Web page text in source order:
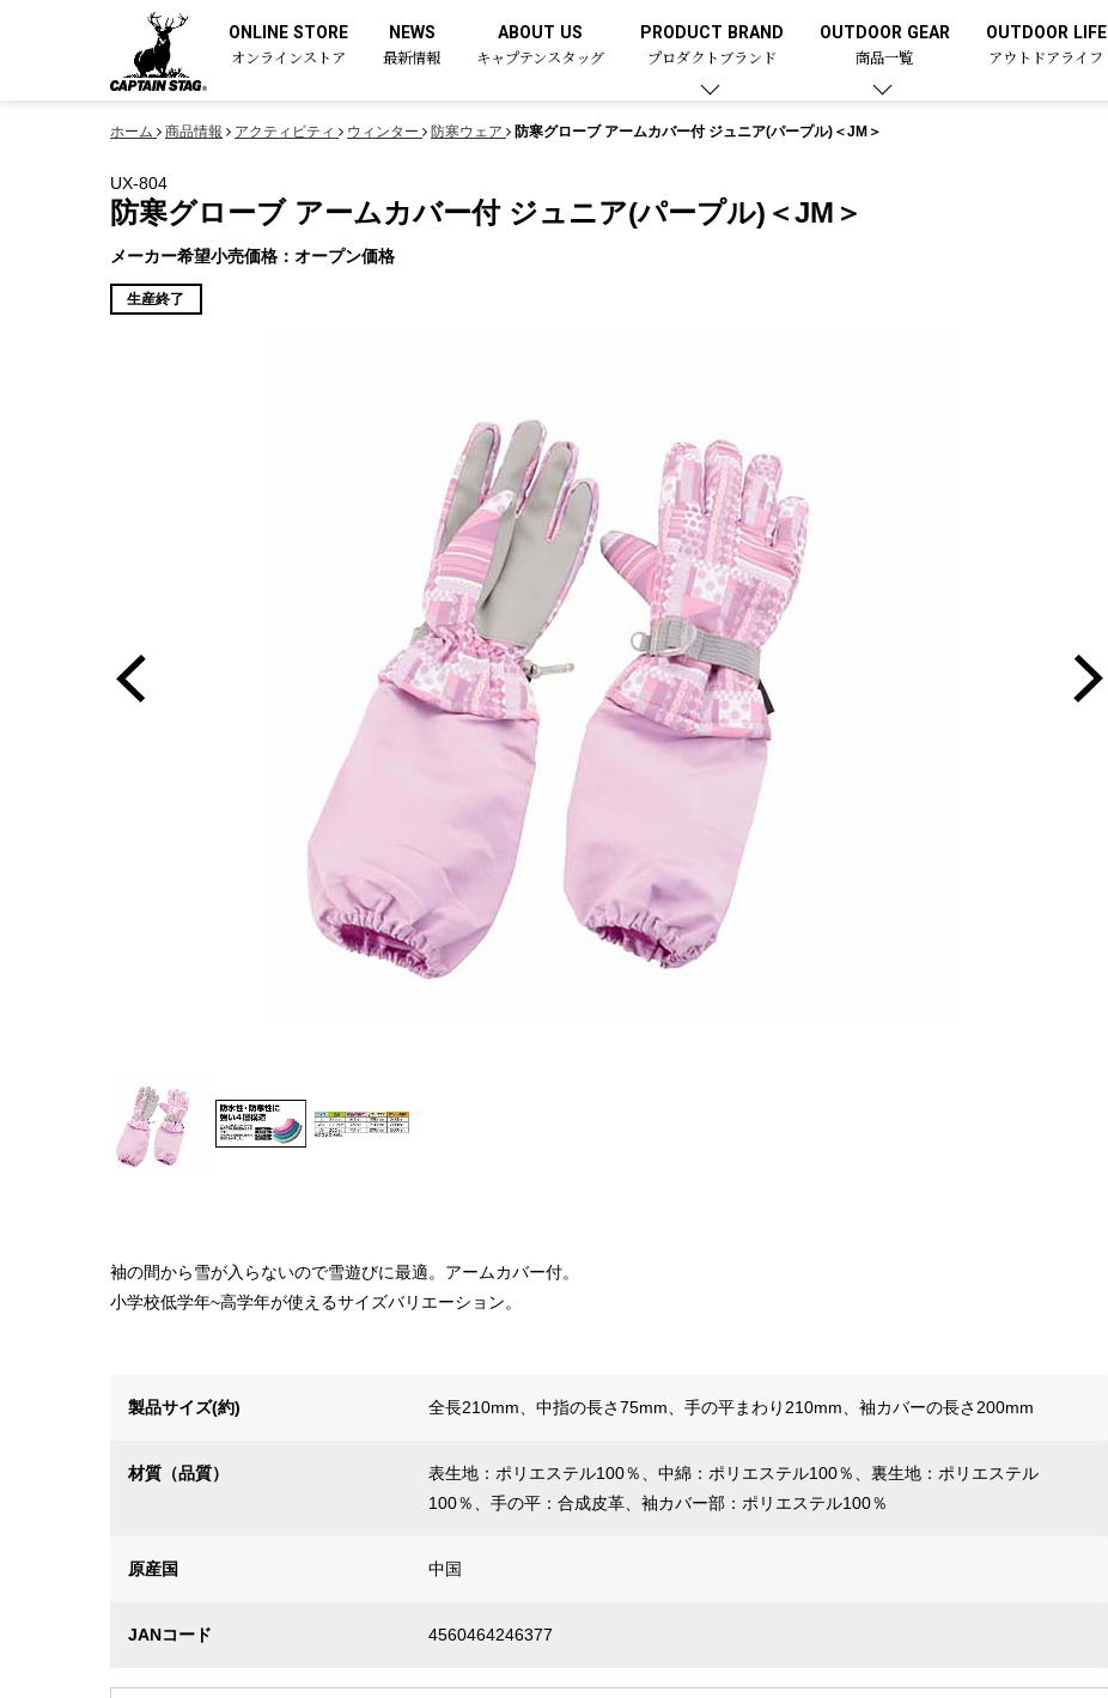
ONLINE STORE
オンラインストア
NEWS
最新情報
ABOUT US
キャプテンスタッグ
PRODUCT BRAND
プロダクトブランド
OUTDOOR GEAR
商品一覧
OUTDOOR LIFE
アウトドアライフ
ホーム 商品情報 アクティビティ ウィンター 防寒ウェア 防寒グローブ アームカバー付 ジュニア(パープル)＜JM＞
UX-804
防寒グローブ アームカバー付 ジュニア(パープル)＜JM＞
メーカー希望小売価格：オープン価格
生産終了
袖の間から雪が入らないので雪遊びに最適。アームカバー付。
小学校低学年~高学年が使えるサイズバリエーション。
製品サイズ(約) 全長210mm、中指の長さ75mm、手の平まわり210mm、袖カバーの長さ200mm
材質（品質）
表生地：ポリエステル100％、中綿：ポリエステル100％、裏生地：ポリエステル
100％、手の平：合成皮革、袖カバー部：ポリエステル100％
原産国 中国
JANコード 4560464246377